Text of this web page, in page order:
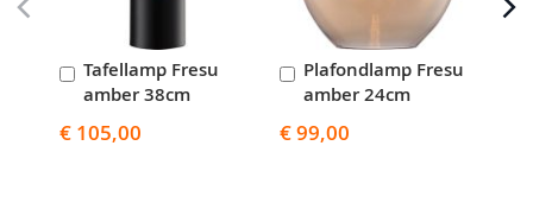
Tafellamp Fresu
amber 38cm
€ 105,00
In
Winkelwagen
Plafondlamp Fresu
amber 24cm
€ 99,00
In
Winkelwagen